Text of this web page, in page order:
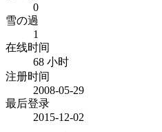
0
雪の過
1
在线时间
68 小时
注册时间
2008-05-29
最后登录
2015-12-02